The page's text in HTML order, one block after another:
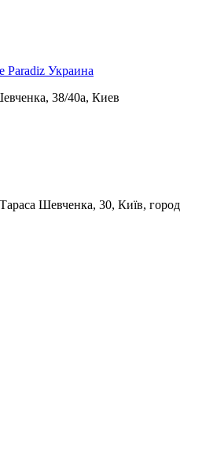
Paradiz Украина
38/40a, Киев
Шевченка, 30, Київ, город